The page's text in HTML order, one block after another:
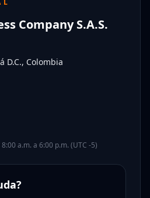
Company S.A.S.
D.C., Colombia
a.m. a 6:00 p.m. (UTC -5)